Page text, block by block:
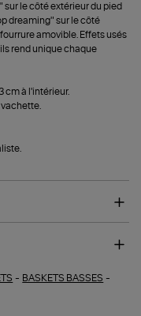
sur le côté extérieur du pied
dreaming" sur le côté
amovible. Effets usés
rend unique chaque
cm à l'intérieur.
- BASKETS BASSES -